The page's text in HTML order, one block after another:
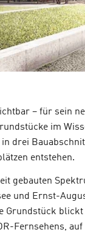
– für sein
im
drei
entstehen.
gebauten
und Ernst-
Grundstück
Fernsehens, auf